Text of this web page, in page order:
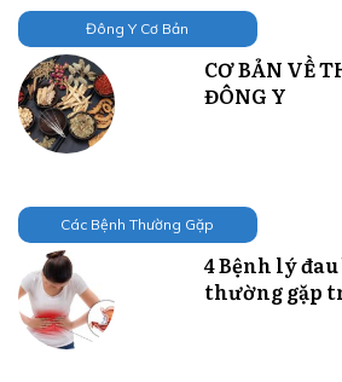
Đông Y Cơ Bản
CƠ BẢN VỀ
ĐÔNG Y
Các Bệnh Thường Gặp
4 Bệnh lý
thường gặp